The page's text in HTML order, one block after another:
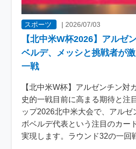
スポーツ | 2026/07/03
【北中米W杯2026】アルゼ
ベルデ、メッシと挑戦者が
一戦
【北中米W杯】アルゼンチン対
史的一戦目前に高まる期待と注
ップ2026北中米大会で、アルゼ
ボベルデ代表という注目のカー
実現します。ラウンド32の一回